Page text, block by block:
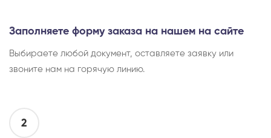
Заполняете форму заказа на нашем на сайте
Выбираете любой документ, оставляете заявку или
звоните нам на горячую линию.
2